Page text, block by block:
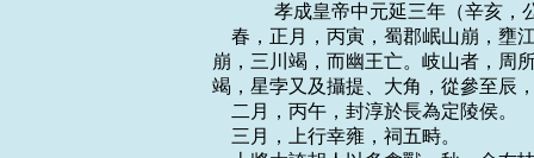
　　 孝成皇帝中元延三年（辛亥
春，正月，丙寅，蜀郡岷山崩，
崩，三川竭，而幽王亡。岐山者，周
竭，星孛又及攝提、大角，從參至辰
    二月，丙午，封淳於長為定陵侯。
    三月，上行幸雍，祠五畤。